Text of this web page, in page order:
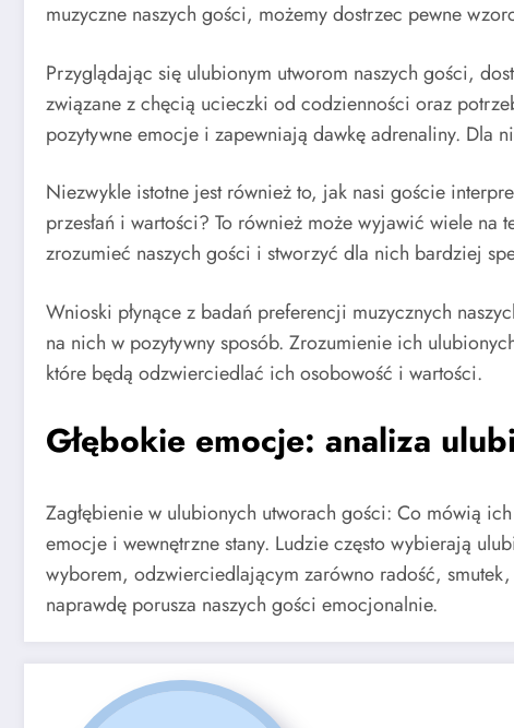
muzyczne naszych gości, możemy dostrzec pewne
Przyglądając się ulubionym utworom naszych gości,
związane z chęcią ucieczki od codzienności oraz
pozytywne emocje i zapewniają dawkę adrenaliny. Dla
Niezwykle istotne jest również to, jak nasi goście
przesłań i wartości? To również może wyjawić wiele
zrozumieć naszych gości i stworzyć dla nich bardziej
Wnioski płynące z badań preferencji muzycznych
na nich w pozytywny sposób. Zrozumienie ich
które będą odzwierciedlać ich osobowość i wartości.
Głębokie emocje: analiza
Zagłębienie w ulubionych utworach gości: Co mówią
emocje i wewnętrzne stany. Ludzie często wybierają
wyborem, odzwierciedlającym zarówno radość,
naprawdę porusza naszych gości emocjonalnie.